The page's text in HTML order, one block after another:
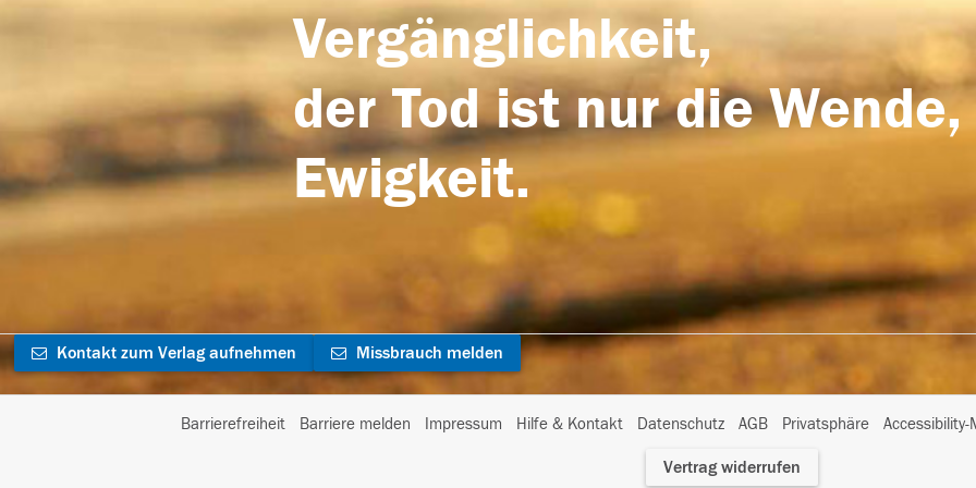
Vergänglichkeit,
der Tod ist nur die
Ewigkeit.
Kontakt zum Verlag aufnehmen Missbrauch melden
Barrierefreiheit Barriere melden Impressum Hilfe & Kontakt Datenschutz AGB Privatsphäre
I
Vertrag widerrufen